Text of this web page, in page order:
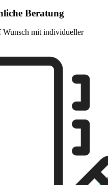
Beratung
Wunsch mit individueller